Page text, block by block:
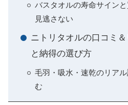
バスタオルの寿命サイン
見逃さない
ニトリタオルの口コミ
と納得の選び方
毛羽・吸水・速乾のリア
む